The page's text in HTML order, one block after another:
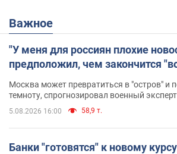
Важное
"У меня для россиян плохие
предположил, чем закончится
Москва может превратиться в "остров" и
темноту, спрогнозировал военный эксперт
5.08.2026 16:00 58,9 т.
Банки "готовятся" к новому